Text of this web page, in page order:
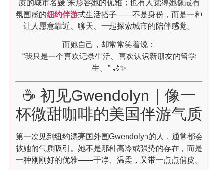
质的城市名媛”来形容她的优雅；也有人觉得她像最有
氛围感的纽约伴游式生活搭子——不是身份，而是一种
让人愿意靠近、聊天、一起探索城市的陪伴感觉。
而她自己，却常常笑着说：
“我只是一个喜欢记录生活、喜欢认识新朋友的留学
生。” 🌙✨
☕ 初见Gwendolyn｜像一
杯微甜咖啡的美国伴游气质
第一次见到纽约漂亮国外围Gwendolyn的人，通常都会
被她的气质吸引。她不是那种高冷或强势的存在，而是
一种刚刚好的优雅——干净、温柔，又带一点点俏皮。